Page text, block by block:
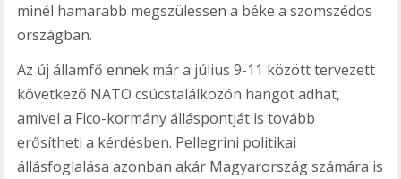
minél hamarabb megszülessen a béke a szomszédos
országban.
Az új államfő ennek már a július 9-11 között tervezett
következő NATO csúcstalálkozón hangot adhat,
amivel a Fico-kormány álláspontját is tovább
erősítheti a kérdésben. Pellegrini politikai
állásfoglalása azonban akár Magyarország számára is